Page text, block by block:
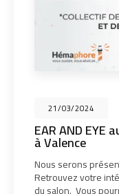
21/03/2024
EAR AND EYE
à Valence
Nous serons
Retrouvez votre